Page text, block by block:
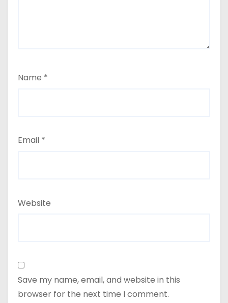
Name *
Email *
Website
Save my name, email, and website in this
browser for the next time I comment.